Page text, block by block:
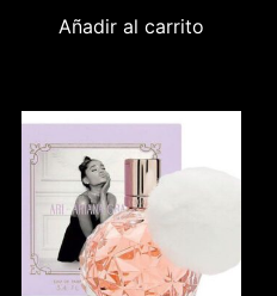
Añadir al carrito